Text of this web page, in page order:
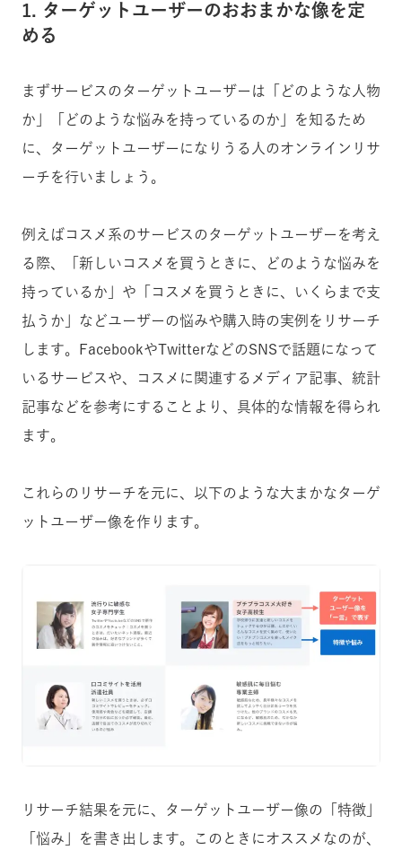
1. ターゲットユーザーのおおまかな像を定
める
まずサービスのターゲットユーザーは「どのような人物
か」「どのような悩みを持っているのか」を知るため
に、ターゲットユーザーになりうる人のオンラインリサ
ーチを行いましょう。
例えばコスメ系のサービスのターゲットユーザーを考え
る際、「新しいコスメを買うときに、どのような悩みを
持っているか」や「コスメを買うときに、いくらまで支
払うか」などユーザーの悩みや購入時の実例をリサーチ
します。FacebookやTwitterなどのSNSで話題になって
いるサービスや、コスメに関連するメディア記事、統計
記事などを参考にすることより、具体的な情報を得られ
ます。
これらのリサーチを元に、以下のような大まかなターゲ
ットユーザー像を作ります。
リサーチ結果を元に、ターゲットユーザー像の「特徴」
「悩み」を書き出します。このときにオススメなのが、